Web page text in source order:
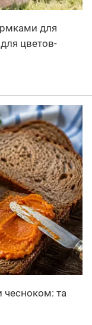
для
цветов-
чесноком: та